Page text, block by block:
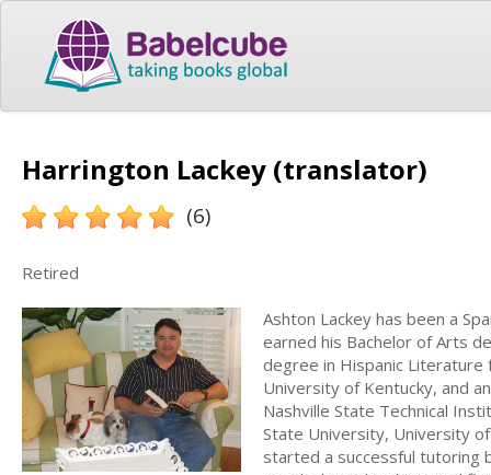
Harrington Lackey (translator)
(6)
Retired
Ashton Lackey has been a
earned his Bachelor of Arts
degree in Hispanic Literature
University of Kentucky, and
Nashville State Technical
State University, University
started a successful tutoring